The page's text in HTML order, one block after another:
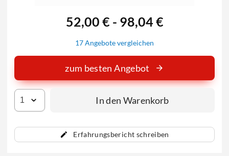
Erfahrungsbericht schreiben
52,00 € - 98,04 €
17 Angebote vergleichen
zum besten Angebot
In den Warenkorb